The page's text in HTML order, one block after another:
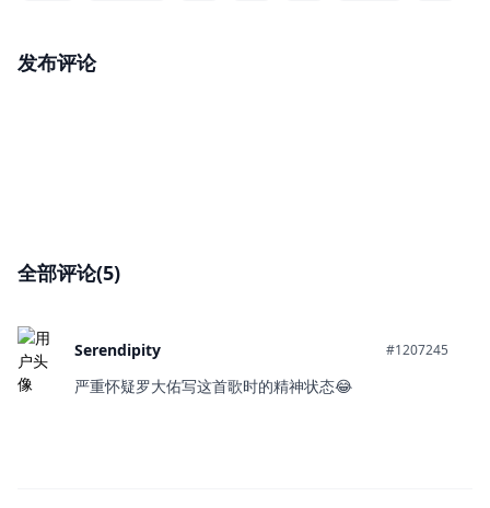
发布评论
全部评论(5)
Serendipity #1207245
严重怀疑罗大佑写这首歌时的精神状态😂